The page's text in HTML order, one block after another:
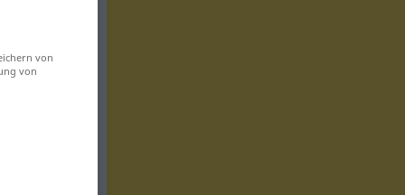
von
von